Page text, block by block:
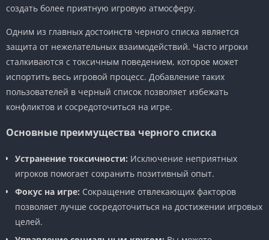
создать более приятную игровую атмосферу.
Одним из главных достоинств черного списка является
защита от нежелательных взаимодействий. Часто игроки
сталкиваются с токсичным поведением, которое может
испортить весь игровой процесс. Добавление таких
пользователей в черный список позволяет избежать
конфликтов и сосредоточиться на игре.
Основные преимущества черного списка
Устранение токсичности: Исключение неприятных
игроков помогает сохранить позитивный опыт.
Фокус на игре: Сокращение отвлекающих факторов
позволяет лучше сосредоточиться на достижении игровых
целей.